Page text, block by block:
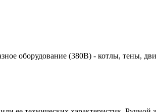
оборудование (380В) - котлы, тены,